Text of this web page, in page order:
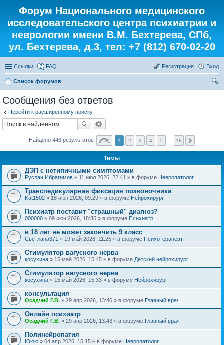
Форум Национального медицинского
исследовательского центра психиатрии и
неврологии имени В.М. Бехтерева, СПб,
ул. Бехтерева, д.3, тел: +7 (812) 670-02-20
Ссылки FAQ Вход
Регистрация
Список форумов
Сообщения без ответов
Перейти к расширенному поиску
Найдено 446 результатов 1 2 3 4 5 18
Темы
ДЭП с нетипичными симптомами
Руслан Ибрагимов » 11 июл 2026, 22:41 » в форуме Невропатолог
Транспедикулярная фиксация позвоночника
Kat1502 » 18 июн 2026, 09:29 » в форуме Нейрохирург
Психиатр поставит "страшный" диагноз?
000000 » 09 июн 2026, 18:35 » в форуме Психиатр
в 18 лет не может закончить 9 класс
Светлана371 » 19 май 2026, 11:25 » в форуме Психотерапевт
Стимулятор вагусного нерва
косухина » 15 май 2026, 15:45 » в форуме Детский нейрохирург
Стимулятор вагусного нерва
косухина » 15 май 2026, 15:33 » в форуме Нейрохирург
консультация
Осадчий Г.В. » 29 апр 2026, 13:46 » в форуме Главный врач
Онлайн психиатр
Осадчий Г.В. » 29 апр 2026, 13:43 » в форуме Главный врач
Полинейропатия
Ююю » 04 апр 2026, 15:15 » в форуме Невропатолог